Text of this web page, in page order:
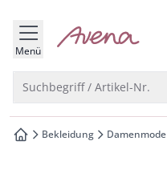
springen
springen
springen
springen
Menü zur Startseite
Suchbegriff / Artikel-Nr.
zur Startseite
Bekleidung Damenmode